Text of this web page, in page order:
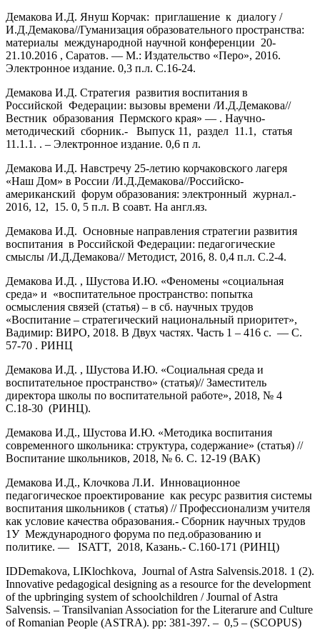
Демакова И.Д. Януш Корчак: приглашение к диалогу /
И.Д.Демакова//Гуманизация образовательного пространства:
материалы международной научной конференции 20-
21.10.2016 , Саратов. — М.: Издательство «Перо», 2016.
Электронное издание. 0,3 п.л. С.16-24.
Демакова И.Д. Стратегия развития воспитания в
Российской Федерации: вызовы времени /И.Д.Демакова//
Вестник образования Пермского края» — . Научно-
методический сборник.- Выпуск 11, раздел 11.1, статья
11.1.1. . – Электронное издание. 0,6 п л.
Демакова И.Д. Навстречу 25-летию корчаковского лагеря
«Наш Дом» в России /И.Д.Демакова//Российско-
американский форум образования: электронный журнал.-
2016, 12, 15. 0, 5 п.л. В соавт. На англ.яз.
Демакова И.Д. Основные направления стратегии развития
воспитания в Российской Федерации: педагогические
смыслы /И.Д.Демакова// Методист, 2016, 8. 0,4 п.л. С.2-4.
Демакова И.Д. , Шустова И.Ю. «Феномены «социальная
среда» и «воспитательное пространство: попытка
осмысления связей (статья) – в сб. научных трудов
«Воспитание – стратегический национальный приоритет»,
Вадимир: ВИРО, 2018. В Двух частях. Часть 1 – 416 с. — С.
57-70 . РИНЦ
Демакова И.Д. , Шустова И.Ю. «Социальная среда и
воспитательное пространство» (статья)// Заместитель
директора школы по воспитательной работе», 2018, № 4
С.18-30 (РИНЦ).
Демакова И.Д., Шустова И.Ю. «Методика воспитания
современного школьника: структура, содержание» (статья) //
Воспитание школьников, 2018, № 6. С. 12-19 (ВАК)
Демакова И.Д., Клочкова Л.И. Инновационное
педагогическое проектирование как ресурс развития системы
воспитания школьников ( статья) // Профессионализм учителя
как условие качества образования.- Сборник научных трудов
1У Международного форума по пед.образованию и
политике. — ISATT, 2018, Казань.- С.160-171 (РИНЦ)
IDDemakova, LIKlochkova, Journal of Astra Salvensis.2018. 1 (2).
Innovative pedagogical designing as a resource for the development
of the upbringing system of schoolchildren / Journal of Astra
Salvensis. – Transilvanian Association for the Literarure and Culture
of Romanian People (ASTRA). pp: 381-397. – 0,5 – (SCOPUS)